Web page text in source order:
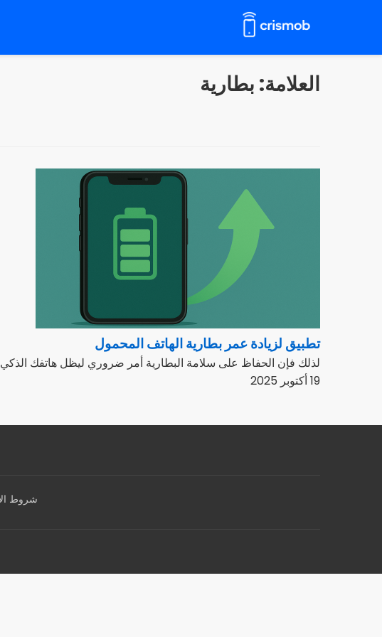
العلامة: بطارية
تطبيق لزيادة عمر بطارية الهاتف المحمول
لذلك فإن الحفاظ على سلامة البطارية أمر ضروري ليظل هاتفك الذكي
19 أكتوبر 2025
شروط